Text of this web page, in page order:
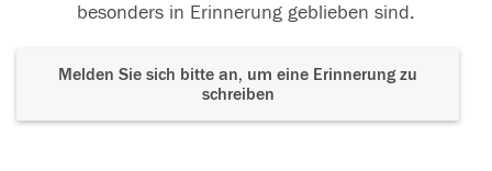
besonders in Erinnerung geblieben sind.
Melden Sie sich bitte an, um eine Erinnerung zu
schreiben